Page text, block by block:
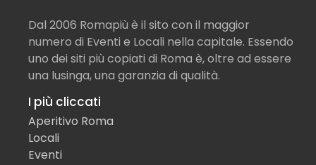
Dal 2006 Romapiù è il sito con il maggior
numero di Eventi e Locali nella capitale. Essendo
uno dei siti più copiati di Roma è, oltre ad essere
una lusinga, una garanzia di qualità.
I più cliccati
Aperitivo Roma
Locali
Eventi